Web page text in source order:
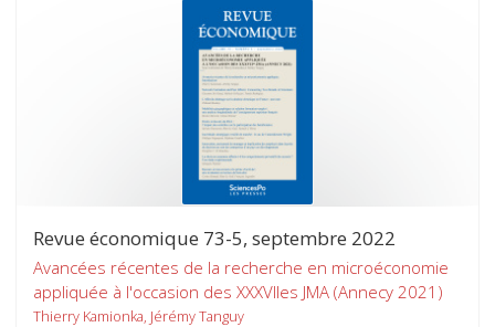
Revue économique 73-5, septembre 2022
Avancées récentes de la recherche en microéconomie
appliquée à l'occasion des XXXVIIes JMA (Annecy 2021)
Thierry Kamionka, Jérémy Tanguy